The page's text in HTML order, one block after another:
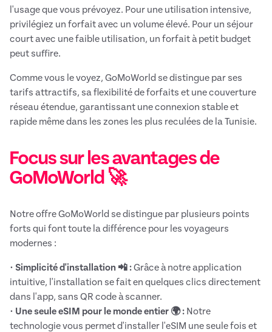
l'usage que vous prévoyez. Pour une utilisation intensive,
privilégiez un forfait avec un volume élevé. Pour un séjour
court avec une faible utilisation, un forfait à petit budget
peut suffire.
Comme vous le voyez, GoMoWorld se distingue par ses
tarifs attractifs, sa flexibilité de forfaits et une couverture
réseau étendue, garantissant une connexion stable et
rapide même dans les zones les plus reculées de la Tunisie.
Focus sur les avantages de
GoMoWorld 🚀
Notre offre GoMoWorld se distingue par plusieurs points
forts qui font toute la différence pour les voyageurs
modernes :
• Simplicité d'installation 📲 :Grâce à notre application
intuitive, l'installation se fait en quelques clics directement
dans l'app, sans QR code à scanner.
• Une seule eSIM pour le monde entier 🌍 : Notre
technologie vous permet d'installer l'eSIM une seule fois et